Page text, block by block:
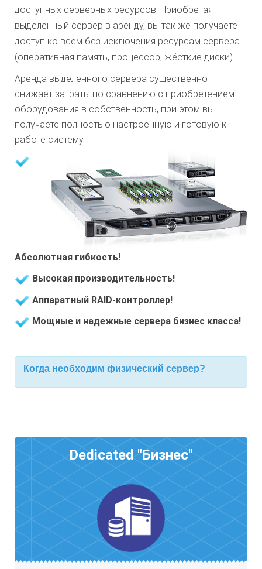
доступных серверных ресурсов. Приобретая
выделенный сервер в аренду, вы так же получаете
доступ ко всем без исключения ресурсам сервера
(оперативная память, процессор, жёсткие диски).
Аренда выделенного сервера существенно
снижает затраты по сравнению с приобретением
оборудования в собственность, при этом вы
получаете полностью настроенную и готовую к
работе систему.
Абсолютная гибкость!
Высокая производительность!
Аппаратный RAID-контроллер!
Мощные и надежные сервера бизнес класса!
Когда необходим физический сервер?
Dedicated "Бизнес"